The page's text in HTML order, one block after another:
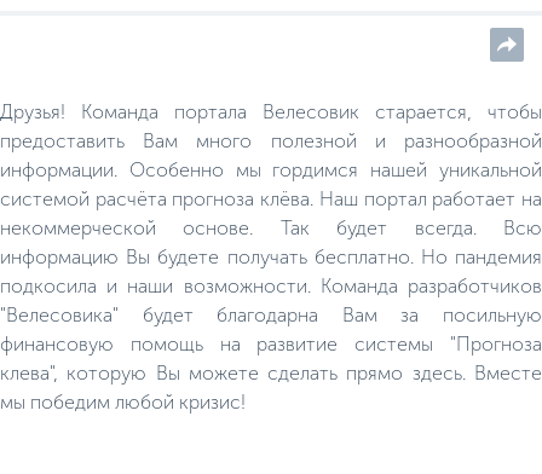
Друзья! Команда портала Велесовик старается, чтобы
предоставить Вам много полезной и разнообразной
информации. Особенно мы гордимся нашей уникальной
системой расчёта прогноза клёва. Наш портал работает на
некоммерческой основе. Так будет всегда. Всю
информацию Вы будете получать бесплатно. Но пандемия
подкосила и наши возможности. Команда разработчиков
"Велесовика" будет благодарна Вам за посильную
финансовую помощь на развитие системы "Прогноза
клева", которую Вы можете сделать прямо здесь. Вместе
мы победим любой кризис!